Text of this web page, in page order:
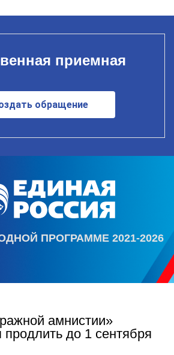
приемная
обращение
ПРОГРАММЕ 2021-2026
амнистии»
продлить до 1 сентября